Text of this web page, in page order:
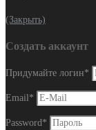
(Закрыть)
Создать аккаунт
Придумайте логин*
Email*
Password*